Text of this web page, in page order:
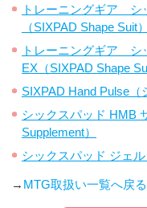
トレーニングギア
（SIXPAD Shape Suit）
トレーニングギア
EX（SIXPAD Shape
SIXPAD Hand Pulse
シックスパッド HMB
Supplement）
シックスパッド ジェル
→ MTG取扱い一覧へ戻る